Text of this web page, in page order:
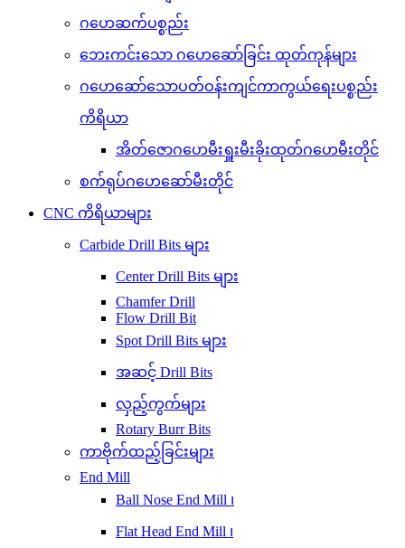
ဂဟေဆက်ပစ္စည်း
ဘေးကင်းသော ဂဟေဆော်ခြင်း ထုတ်ကုန်များ
ဂဟေဆော်သောပတ်ဝန်းကျင်ကာကွယ်ရေးပစ္စည်း
ကိရိယာ
အိတ်ဇောဂဟေမီးရှူးမီးခိုးထုတ်ဂဟေမီးတိုင်
စက်ရုပ်ဂဟေဆော်မီးတိုင်
CNC ကိရိယာများ
Carbide Drill Bits များ
Center Drill Bits များ
Chamfer Drill
Flow Drill Bit
Spot Drill Bits များ
အဆင့် Drill Bits
လှည့်ကွက်များ
Rotary Burr Bits
ကာဗိုက်ထည့်ခြင်းများ
End Mill
Ball Nose End Mill ၊
Flat Head End Mill ၊